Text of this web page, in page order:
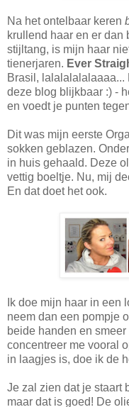
Na het ontelbaar keren
krullend haar en er dan
stijltang, is mijn haar
tienerjaren. Ever
Brasil, lalalalalalaaaa...
deze blog blijkbaar :) -
en voedt je punten
Dit was mijn eerste
sokken geblazen.
in huis gehaald. Deze
vettig boeltje. Nu, mij
En dat doet het ook.
Ik doe mijn haar in een
neem dan een pompje
beide handen en
concentreer me vooral
in laagjes is, doe ik de
Je zal zien dat je staart
maar dat is goed! De